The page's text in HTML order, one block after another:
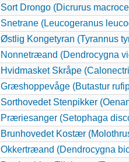
Sort Drongo (Dicrurus
Snetrane (Leucogeranus
Østlig Kongetyran (Tyrannus
Nonnetræand (Dendrocygna
Hvidmasket Skråpe
Græshoppevåge (Butastur
Sorthovedet Stenpikker
Præriesanger (Setophaga
Brunhovedet Kostær
Okkertræand (Dendrocygna